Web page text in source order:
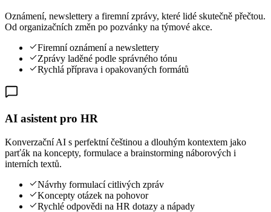
Oznámení, newslettery a firemní zprávy, které lidé skutečně přečtou.
Od organizačních změn po pozvánky na týmové akce.
Firemní oznámení a newslettery
Zprávy laděné podle správného tónu
Rychlá příprava i opakovaných formátů
AI asistent pro HR
Konverzační AI s perfektní češtinou a dlouhým kontextem jako
parťák na koncepty, formulace a brainstorming náborových i
interních textů.
Návrhy formulací citlivých zpráv
Koncepty otázek na pohovor
Rychlé odpovědi na HR dotazy a nápady